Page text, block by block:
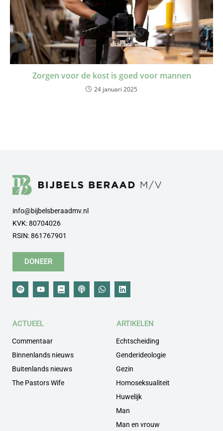
Zorgen voor de kost is goed voor mannen
24 januari 2025
info@bijbelsberaadmv.nl
KVK: 80704026
RSIN: 861767901
DONEER
ACTUEEL
Commentaar
Binnenlands nieuws
Buitenlands nieuws
The Pastors Wife
ARTIKELEN
Echtscheiding
Genderideologie
Gezin
Homoseksualiteit
Huwelijk
Man
Man en vrouw